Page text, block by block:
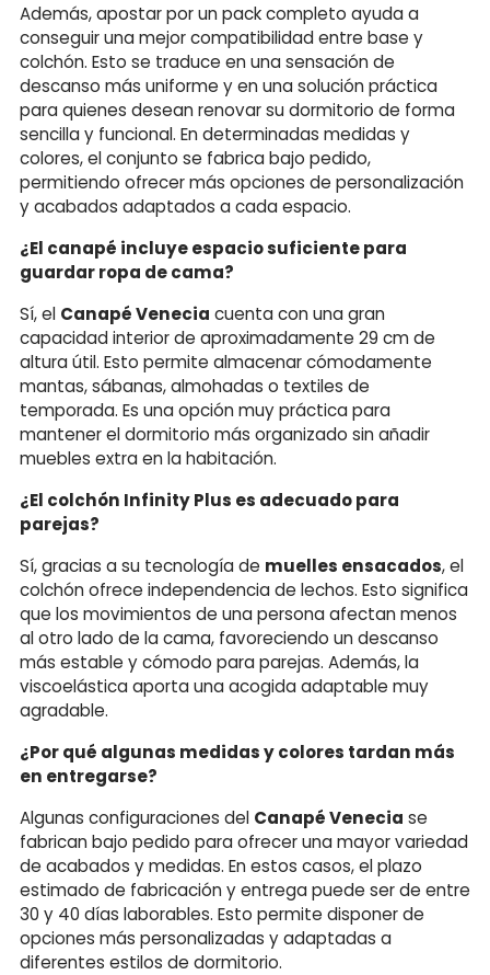
Además, apostar por un pack completo ayuda a
conseguir una mejor compatibilidad entre base y
colchón. Esto se traduce en una sensación de
descanso más uniforme y en una solución práctica
para quienes desean renovar su dormitorio de forma
sencilla y funcional. En determinadas medidas y
colores, el conjunto se fabrica bajo pedido,
permitiendo ofrecer más opciones de personalización
y acabados adaptados a cada espacio.
¿El canapé incluye espacio suficiente para
guardar ropa de cama?
Sí, el Canapé Venecia cuenta con una gran
capacidad interior de aproximadamente 29 cm de
altura útil. Esto permite almacenar cómodamente
mantas, sábanas, almohadas o textiles de
temporada. Es una opción muy práctica para
mantener el dormitorio más organizado sin añadir
muebles extra en la habitación.
¿El colchón Infinity Plus es adecuado para
parejas?
Sí, gracias a su tecnología de muelles ensacados, el
colchón ofrece independencia de lechos. Esto significa
que los movimientos de una persona afectan menos
al otro lado de la cama, favoreciendo un descanso
más estable y cómodo para parejas. Además, la
viscoelástica aporta una acogida adaptable muy
agradable.
¿Por qué algunas medidas y colores tardan más
en entregarse?
Algunas configuraciones del Canapé Venecia se
fabrican bajo pedido para ofrecer una mayor variedad
de acabados y medidas. En estos casos, el plazo
estimado de fabricación y entrega puede ser de entre
30 y 40 días laborables. Esto permite disponer de
opciones más personalizadas y adaptadas a
diferentes estilos de dormitorio.